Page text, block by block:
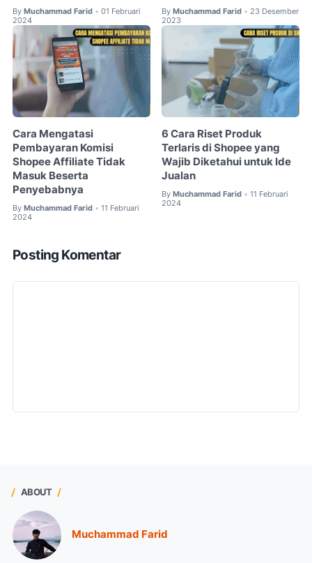
By Muchammad Farid • 01 Februari
2024
By Muchammad Farid • 23 Desember
2023
Cara Mengatasi
Pembayaran Komisi
Shopee Affiliate Tidak
Masuk Beserta
Penyebabnya
By Muchammad Farid • 11 Februari
2024
6 Cara Riset Produk
Terlaris di Shopee yang
Wajib Diketahui untuk Ide
Jualan
By Muchammad Farid • 11 Februari
2024
Posting Komentar
ABOUT
Muchammad Farid